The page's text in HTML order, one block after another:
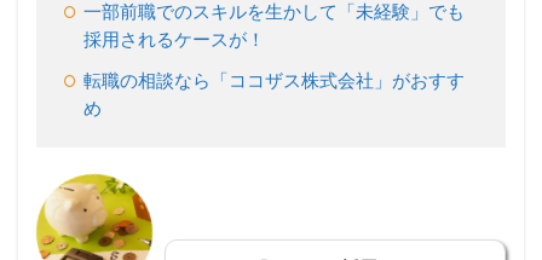
IT系
やベ
企業
に多
いキ
ャリ
一部前職でのスキルを生かして「未経験」でも
採用されるケースが！
転職の相談なら「ココザス株式会社」がおすす
め